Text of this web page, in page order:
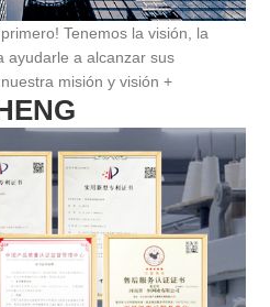
Tenemos la visión, la
ayudarle a alcanzar sus
misión y visión +